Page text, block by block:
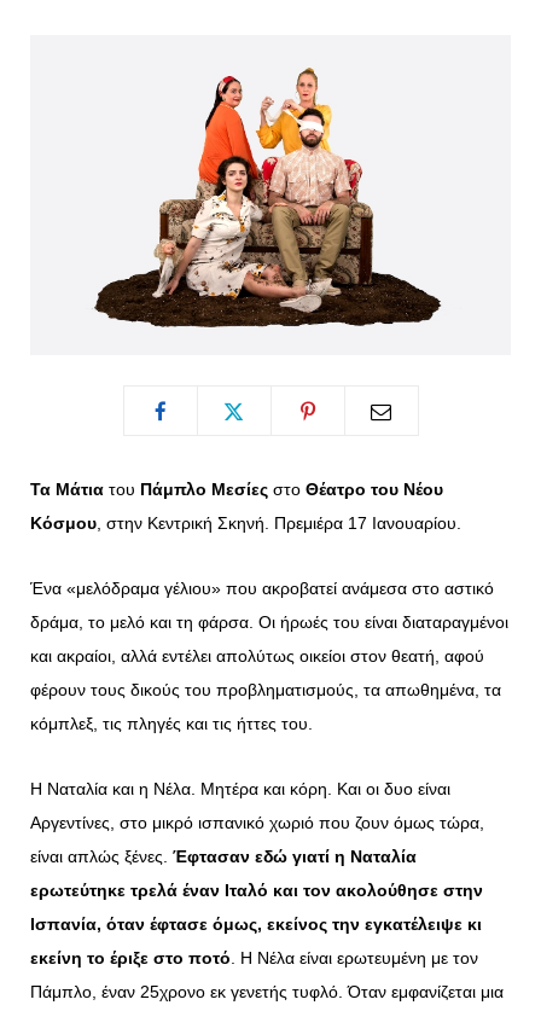
Τα Μάτια του Πάμπλο Μεσίες στο Θέατρο του Νέου
Κόσμου, στην Κεντρική Σκηνή. Πρεμιέρα 17 Ιανουαρίου.
Ένα «μελόδραμα γέλιου» που ακροβατεί ανάμεσα στο αστικό
δράμα, το μελό και τη φάρσα. Οι ήρωές του είναι διαταραγμένοι
και ακραίοι, αλλά εντέλει απολύτως οικείοι στον θεατή, αφού
φέρουν τους δικούς του προβληματισμούς, τα απωθημένα, τα
κόμπλεξ, τις πληγές και τις ήττες του.
Η Ναταλία και η Νέλα. Μητέρα και κόρη. Και οι δυο είναι
Αργεντίνες, στο μικρό ισπανικό χωριό που ζουν όμως τώρα,
είναι απλώς ξένες. Έφτασαν εδώ γιατί η Ναταλία
ερωτεύτηκε τρελά έναν Ιταλό και τον ακολούθησε στην
Ισπανία, όταν έφτασε όμως, εκείνος την εγκατέλειψε κι
εκείνη το έριξε στο ποτό. Η Νέλα είναι ερωτευμένη με τον
Πάμπλο, έναν 25χρονο εκ γενετής τυφλό. Όταν εμφανίζεται μια